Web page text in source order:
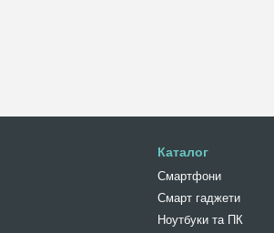
Каталог
Смартфони
Смарт гаджети
Ноутбуки та ПК